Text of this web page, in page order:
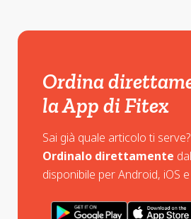
Ordina
la App di Fitex
Sai già quale articolo ti serve?
Ordinalo direttamente
disponibile per Android, iOS